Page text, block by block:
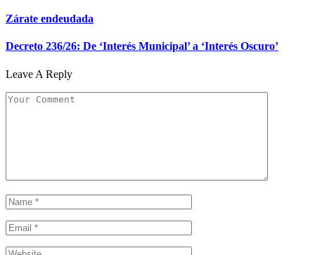
Zárate endeudada
Decreto 236/26: De ‘Interés Municipal’ a ‘Interés Oscuro’
Leave A Reply